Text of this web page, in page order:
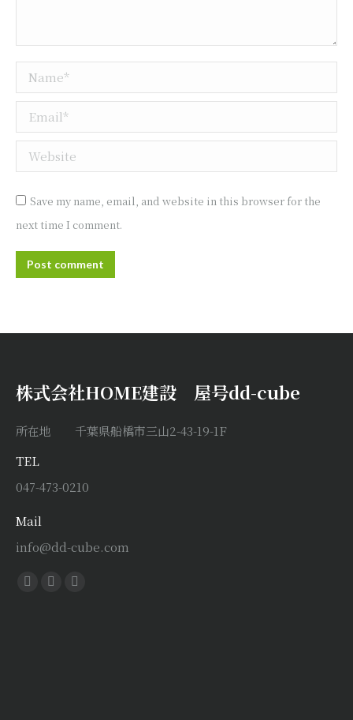
Name *
Email *
Website
Save my name, email, and website in this browser for the
next time I comment.
Post comment
株式会社HOME建設 屋号dd-cube
所在地 千葉県船橋市三山2-43-19-1F
TEL
047-473-0210
Mail
info@dd-cube.com
Find us on:
Facebook
X
Instagram